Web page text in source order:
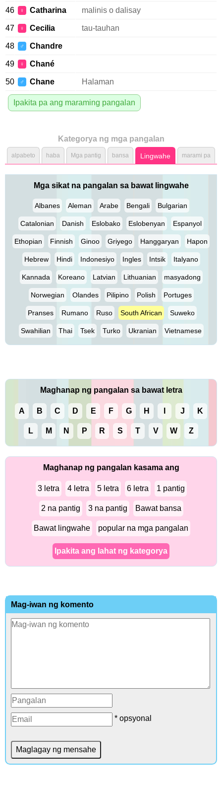
46 ♀ Catharina malinis o dalisay
47 ♀ Cecilia tau-tauhan
48 ♂ Chandre
49 ♀ Chané
50 ♂ Chane Halaman
Ipakita pa ang maraming pangalan
Kategorya ng mga pangalan
alpabeto haba Mga pantig bansa Lingwahe marami pa
Mga sikat na pangalan sa bawat lingwahe
Albanes Aleman Arabe Bengali Bulgarian
Catalonian Danish Eslobako Eslobenyan Espanyol
Ethopian Finnish Ginoo Griyego Hanggaryan Hapon
Hebrew Hindi Indonesiyo Ingles Intsik Italyano
Kannada Koreano Latvian Lithuanian masyadong
Norwegian Olandes Pilipino Polish Portuges
Pranses Rumano Ruso South African Suweko
Swahilian Thai Tsek Turko Ukranian Vietnamese
Maghanap ng pangalan sa bawat letra
A B C D E F G H J K
L M N P R S T V W Z
Maghanap ng pangalan kasama ang
3 letra 4 letra 5 letra 6 letra 1 pantig
2 na pantig 3 na pantig Bawat bansa
Bawat lingwahe popular na mga pangalan
Ipakita ang lahat ng kategorya
Mag-iwan ng komento
* opsyonal